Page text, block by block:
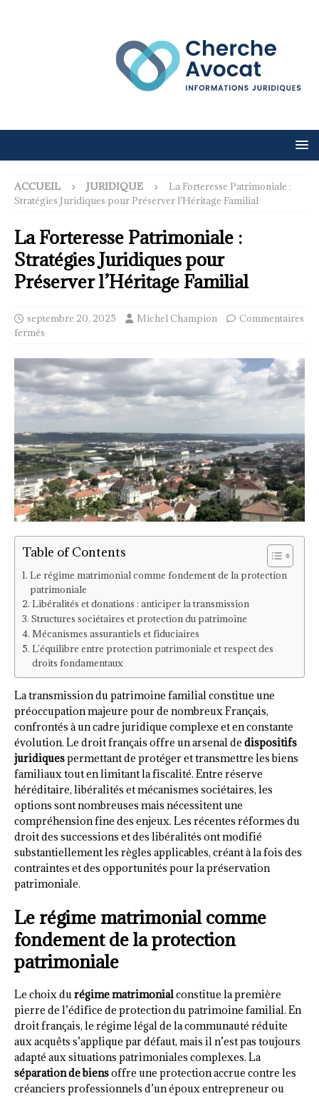
ACCUEIL JURIDIQUE
La Forteresse Patrimoniale :
Stratégies Juridiques pour Préserver l’Héritage Familial
La Forteresse Patrimoniale :
Stratégies Juridiques pour
Préserver l’Héritage Familial
septembre 20, 2025 Michel Champion
Commentaires
fermés
Table of Contents
Le régime matrimonial comme fondement de la protection
patrimoniale
Libéralités et donations : anticiper la transmission
Structures sociétaires et protection du patrimoine
Mécanismes assurantiels et fiduciaires
L’équilibre entre protection patrimoniale et respect des
droits fondamentaux
La transmission du patrimoine familial constitue une
préoccupation majeure pour de nombreux Français,
confrontés à un cadre juridique complexe et en constante
évolution. Le droit français offre un arsenal de dispositifs
juridiquespermettant de protéger et transmettre les biens
familiaux tout en limitant la fiscalité. Entre réserve
héréditaire, libéralités et mécanismes sociétaires, les
options sont nombreuses mais nécessitent une
compréhension fine des enjeux. Les récentes réformes du
droit des successions et des libéralités ont modifié
substantiellement les règles applicables, créant à la fois des
contraintes et des opportunités pour la préservation
patrimoniale.
Le régime matrimonial comme
fondement de la protection
patrimoniale
Le choix durégime matrimonialconstitue la première
pierre de l’édifice de protection du patrimoine familial. En
droit français, le régime légal de la communauté réduite
aux acquêts s’applique par défaut, mais il n’est pas toujours
adapté aux situations patrimoniales complexes. La
séparation de biensoffre une protection accrue contre les
créanciers professionnels d’un époux entrepreneur ou